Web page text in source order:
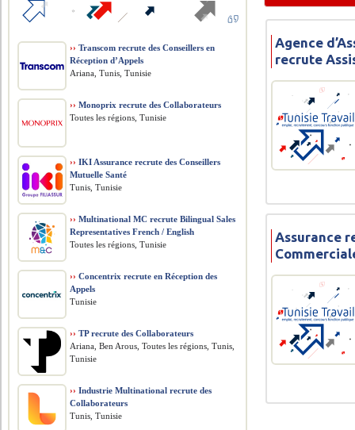
Agence
recrute
Assurance
›› Transcom recrute des Conseillers en
Réception d’Appels
Ariana, Tunis, Tunisie
›› Monoprix recrute des Collaborateurs
Toutes les régions, Tunisie
›› IKI Assurance recrute des Conseillers
Mutuelle Santé
Tunis, Tunisie
›› Multinational MC recrute Bilingual Sales
Representatives French / English
Toutes les régions, Tunisie
›› Concentrix recrute en Réception des
Appels
Tunisie
›› TP recrute des Collaborateurs
Ariana, Ben Arous, Toutes les régions, Tunis,
Tunisie
›› Industrie Multinational recrute des
Collaborateurs
Tunis, Tunisie